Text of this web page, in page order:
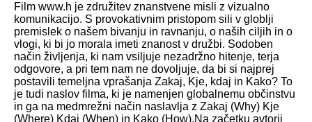
Film www.h je združitev znanstvene misli z vizualno
komunikacijo. S provokativnim pristopom sili v globlji
premislek o našem bivanju in ravnanju, o naših ciljih in o
vlogi, ki bi jo morala imeti znanost v družbi. Sodoben
način življenja, ki nam vsiljuje nezadržno hitenje, terja
odgovore, a pri tem nam ne dovoljuje, da bi si najprej
postavili temeljna vprašanja Zakaj, Kje, kdaj in Kako? To
je tudi naslov filma, ki je namenjen globalnemu občinstvu
in ga na medmrežni način naslavlja z Zakaj (Why) Kje
(Where) Kdaj (When) in Kako (How).Na začetku avtorji